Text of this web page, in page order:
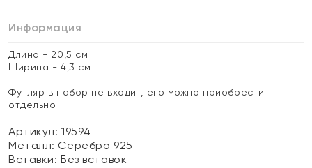
Информация
Длина - 20,5 см
Ширина - 4,3 см
Футляр в набор не входит, его можно приобрести
отдельно
Артикул: 19594
Металл: Серебро 925
Вставки:Без вставок